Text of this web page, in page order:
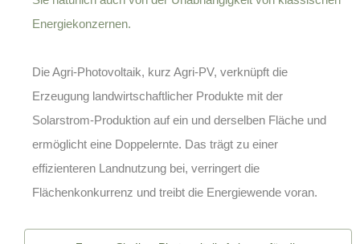
Energiekonzernen.
DieAgri-Photovoltaik, kurz Agri-PV, verknüpft die
Erzeugung landwirtschaftlicher Produkte mit der
Solarstrom-Produktion auf ein und derselben Fläche und
ermöglicht eine Doppelernte. Das trägt zu einer
effizienteren Landnutzung bei, verringert die
Flächenkonkurrenz und treibt die Energiewende voran.